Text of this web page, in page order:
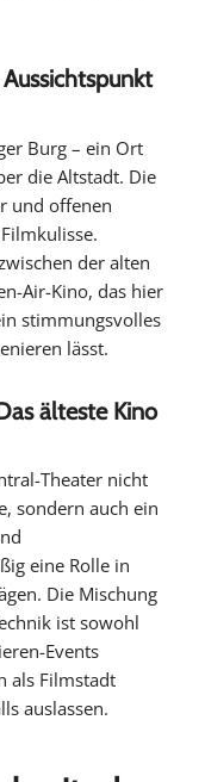
Burg – ein Ort
die Altstadt. Die
und offenen
der alten
Air-Kino, das hier
stimmungsvolles
lässt.
älteste Kino
Theater nicht
sondern auch ein
eine Rolle in
Die Mischung
ist sowohl
Events
als Filmstadt
auslassen.